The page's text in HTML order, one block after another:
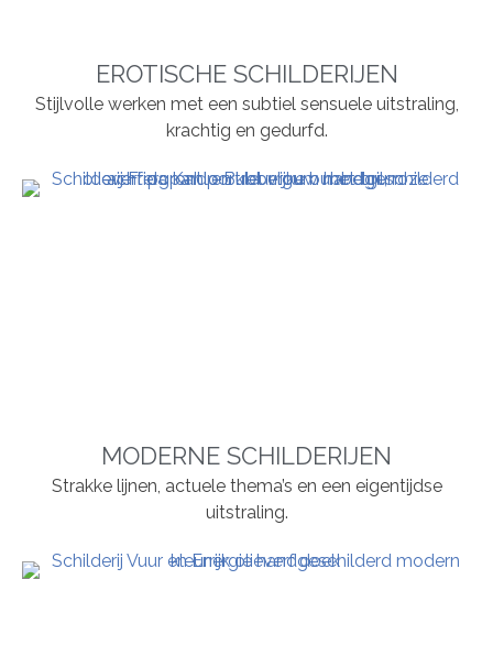
EROTISCHE SCHILDERIJEN
Stijlvolle werken met een subtiel sensuele uitstraling,
krachtig en gedurfd.
MODERNE SCHILDERIJEN
Strakke lijnen, actuele thema’s en een eigentijdse
uitstraling.